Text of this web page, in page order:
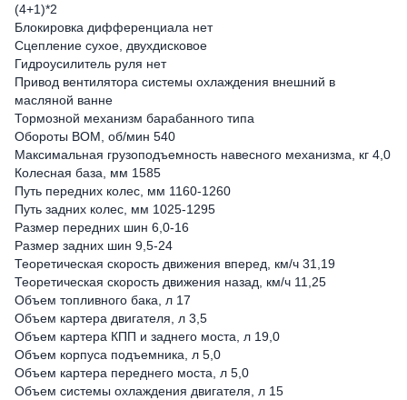
(4+1)*2
Блокировка дифференциала нет
Сцепление сухое, двухдисковое
Гидроусилитель руля нет
Привод вентилятора системы охлаждения внешний в
масляной ванне
Тормозной механизм барабанного типа
Обороты ВОМ, об/мин 540
Максимальная грузоподъемность навесного механизма, кг 4,0
Колесная база, мм 1585
Путь передних колес, мм 1160-1260
Путь задних колес, мм 1025-1295
Размер передних шин 6,0-16
Размер задних шин 9,5-24
Теоретическая скорость движения вперед, км/ч 31,19
Теоретическая скорость движения назад, км/ч 11,25
Объем топливного бака, л 17
Объем картера двигателя, л 3,5
Объем картера КПП и заднего моста, л 19,0
Объем корпуса подъемника, л 5,0
Объем картера переднего моста, л 5,0
Объем системы охлаждения двигателя, л 15